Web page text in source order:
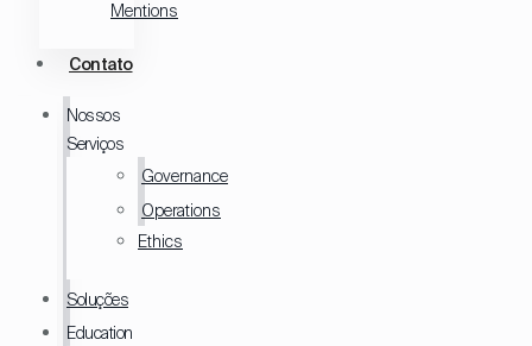
Mentions
Contato
Nossos
Serviços
Governance
Operations
Ethics
Soluções
Education